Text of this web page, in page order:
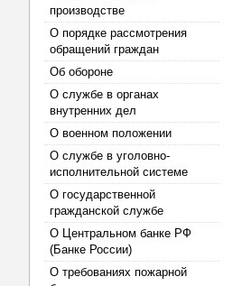
производстве
О порядке рассмотрения
обращений граждан
Об обороне
О службе в органах
внутренних дел
О военном положении
О службе в уголовно-
исполнительной системе
О государственной
гражданской службе
О Центральном банке РФ
(Банке России)
О требованиях пожарной